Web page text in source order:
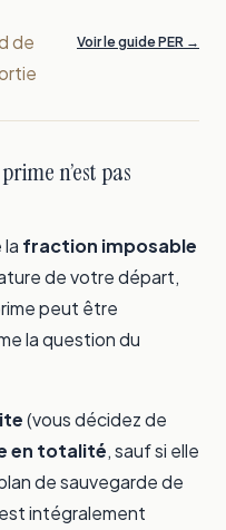
de
Voir le guide PER →
n’est pas
fraction imposable
de votre départ,
peut être
la question du
(vous décidez de
en totalité, sauf si elle
de sauvegarde de
est intégralement